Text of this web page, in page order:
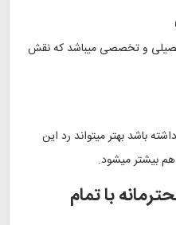
و تخصصی میباشد که نقش
باشد بهتر میتواند رد این
بیشتر میشود.
با تمام